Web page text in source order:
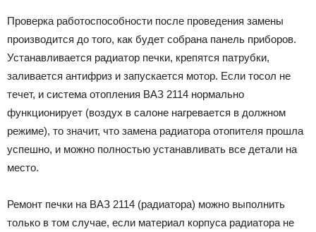
Проверка работоспособности после проведения замены
производится до того, как будет собрана панель приборов.
Устанавливается радиатор печки, крепятся патрубки,
заливается антифриз и запускается мотор. Если тосол не
течет, и система отопления ВАЗ 2114 нормально
функционирует (воздух в салоне нагревается в должном
режиме), то значит, что замена радиатора отопителя прошла
успешно, и можно полностью устанавливать все детали на
место.
Ремонт печки на ВАЗ 2114 (радиатора) можно выполнить
только в том случае, если материал корпуса радиатора не